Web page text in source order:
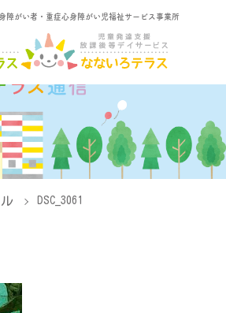
障がい者・重症心身障がい児福祉サービス事業所
DSC_3061